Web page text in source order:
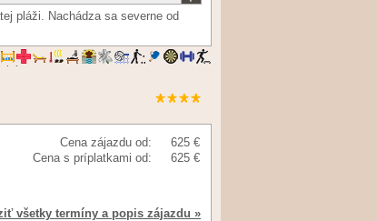
pláži. Nachádza sa severne od
Cena zájazdu od:
625 €
Cena s príplatkami od:
625 €
všetky termíny a popis zájazdu »